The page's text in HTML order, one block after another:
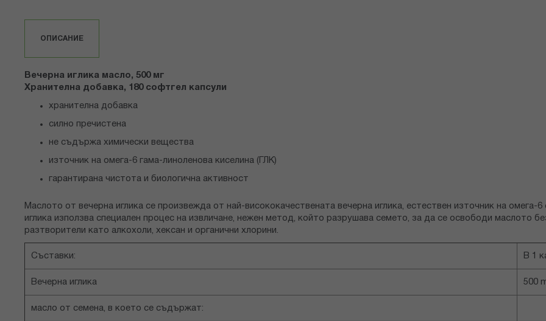
ОПИСАНИЕ
Вечерна иглика масло, 500 мг
Хранителна добавка, 180 софтгел капсули
хранителна добавка
силно пречистена
не съдържа химически вещества
източник на омега-6 гама-линоленова киселина (ГЛК)
гарантирана чистота и биологична активност
Маслото от вечерна иглика се произвежда от най-висококачествената вечерна иглика, естествен източник на
иглика използва специален процес на извличане, нежен метод, който разрушава семето, за да се освободи маслото
разтворители като алкохоли, хексан и органични хлорини.
Съставки: В 1
Вечерна иглика 500
масло от семена, в което се съдържат: